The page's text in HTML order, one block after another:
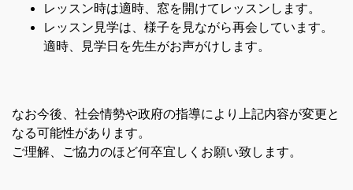
レッスン時は適時、窓を開けてレッスンします。
レッスン見学は、様子を見ながら再会しています。
適時、見学日を先生がお声がけします。
なお今後、社会情勢や政府の指導により上記内容が変更と
なる可能性があります。
ご理解、ご協力のほど何卒宜しくお願い致します。